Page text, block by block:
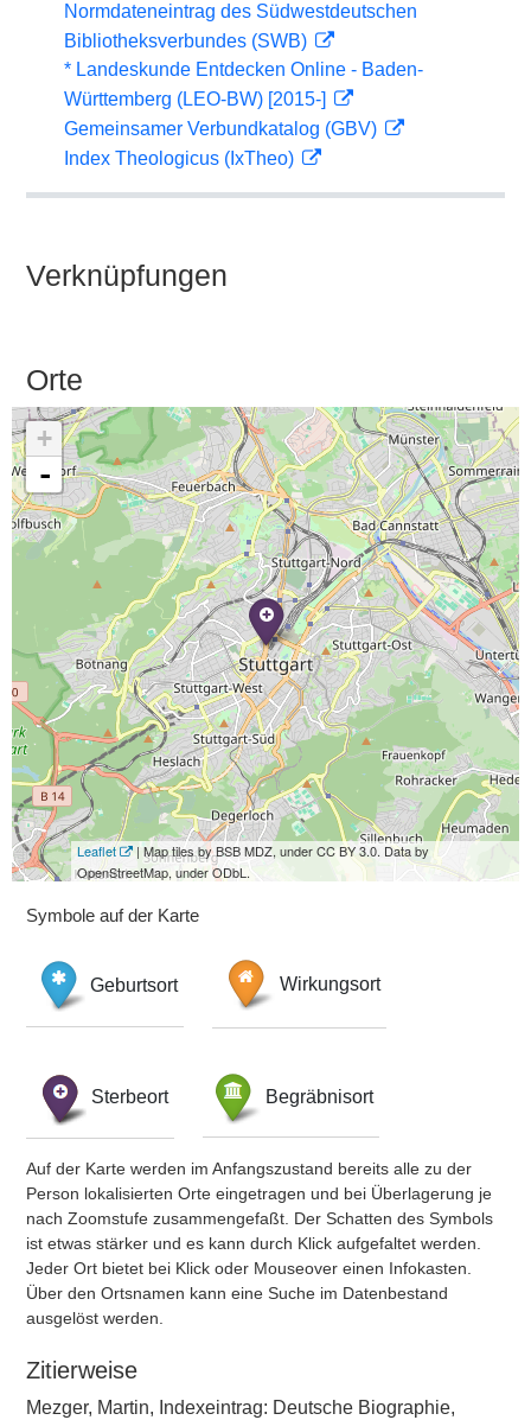
Normdateneintrag des Südwestdeutschen
Bibliotheksverbundes (SWB)
* Landeskunde Entdecken Online - Baden-
Württemberg (LEO-BW) [2015-]
Gemeinsamer Verbundkatalog (GBV)
Index Theologicus (IxTheo)
Verknüpfungen
Orte
+
-
Leaflet
| Map tiles by BSB MDZ, under CC BY 3.0. Data by
OpenStreetMap, under ODbL.
Symbole auf der Karte
Geburtsort Wirkungsort
Sterbeort Begräbnisort
Auf der Karte werden im Anfangszustand bereits alle zu der
Person lokalisierten Orte eingetragen und bei Überlagerung je
nach Zoomstufe zusammengefaßt. Der Schatten des Symbols
ist etwas stärker und es kann durch Klick aufgefaltet werden.
Jeder Ort bietet bei Klick oder Mouseover einen Infokasten.
Über den Ortsnamen kann eine Suche im Datenbestand
ausgelöst werden.
Zitierweise
Mezger, Martin, Indexeintrag: Deutsche Biographie,